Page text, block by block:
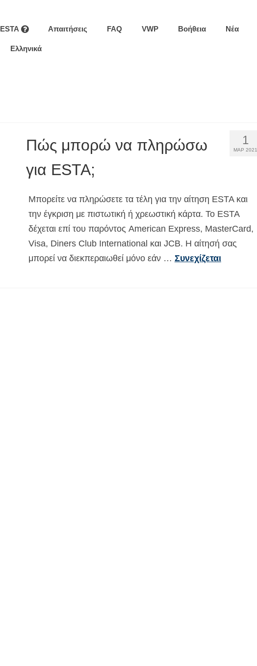
ESTA Απαιτήσεις FAQ VWP Βοήθεια Νέα
Ελληνικά
1
ΜΑΡ 2021
Πώς μπορώ να πληρώσω
για ESTA;
Μπορείτε να πληρώσετε τα τέλη για την αίτηση ESTA και
την έγκριση με πιστωτική ή χρεωστική κάρτα. Το ESTA
δέχεται επί του παρόντος American Express, MasterCard,
Visa, Diners Club International και JCB. Η αίτησή σας
μπορεί να διεκπεραιωθεί μόνο εάν … Συνεχίζεται